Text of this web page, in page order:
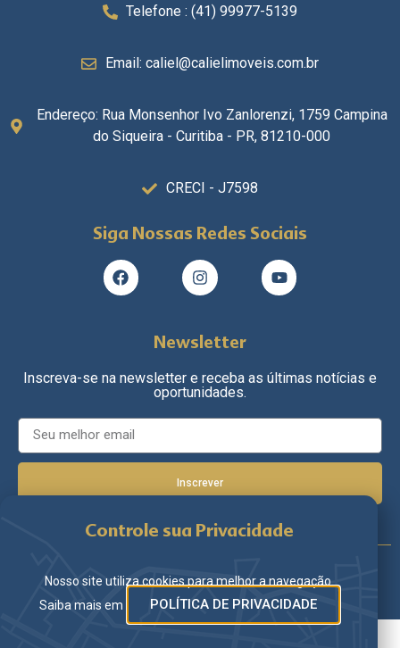
Telefone : (41) 99977-5139
Email: caliel@calielimoveis.com.br
Endereço: Rua Monsenhor Ivo Zanlorenzi, 1759 Campina
do Siqueira - Curitiba - PR, 81210-000
CRECI - J7598
Siga Nossas Redes Sociais
Newsletter
Inscreva-se na newsletter e receba as últimas notícias e
oportunidades.
Inscrever
© Agência Codevision 2021. All rights reserved.
Controle sua Privacidade
Nosso site utiliza cookies para melhor a navegação.
Saiba mais em :
POLÍTICA DE PRIVACIDADE